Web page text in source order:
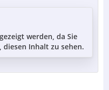
werden, da Sie
diesen Inhalt zu sehen.